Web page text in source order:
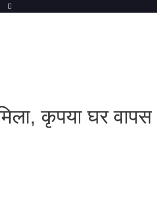
कृपया घर वापस